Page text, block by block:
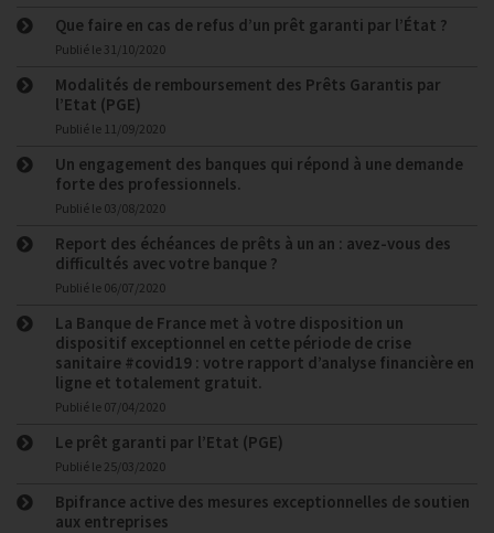
Que faire en cas de refus d’un prêt garanti par l’État ?
Publié le 31/10/2020
Modalités de remboursement des Prêts Garantis par
l’Etat (PGE)
Publié le 11/09/2020
Un engagement des banques qui répond à une demande
forte des professionnels.
Publié le 03/08/2020
Report des échéances de prêts à un an : avez-vous des
difficultés avec votre banque ?
Publié le 06/07/2020
La Banque de France met à votre disposition un
dispositif exceptionnel en cette période de crise
sanitaire #covid19 : votre rapport d’analyse financière en
ligne et totalement gratuit.
Publié le 07/04/2020
Le prêt garanti par l’Etat (PGE)
Publié le 25/03/2020
Bpifrance active des mesures exceptionnelles de soutien
aux entreprises